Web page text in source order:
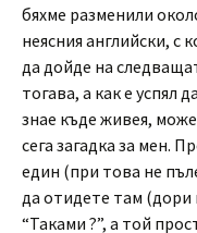
бяхме разменили
неясния английски, с
да дойде на
тогава, а как е успял
знае къде живея,
сега загадка за мен.
един (при това не
да отидете там (дори
“Таками ?”, а той